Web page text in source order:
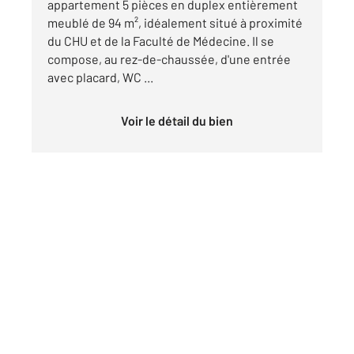
appartement 5 pièces en duplex entièrement
meublé de 94 m², idéalement situé à proximité
du CHU et de la Faculté de Médecine. Il se
compose, au rez-de-chaussée, d'une entrée
avec placard, WC ...
Voir le détail du bien